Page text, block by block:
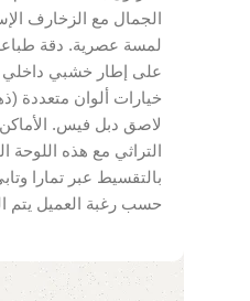
الجمال مع الزخارف
خيارات ألوان
لاصق دبل فيس.
التراثي مع هذه
حسب رغبة العميل يتم